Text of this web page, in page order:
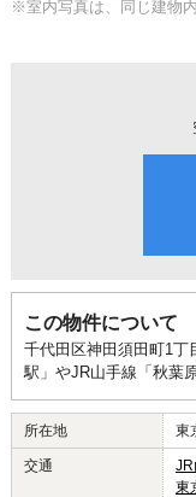
※室内写真は、同じ建物
この物件について
千代田区神田須田町1丁
駅」やJR山手線「秋葉
所在地 東
交通 JR
東